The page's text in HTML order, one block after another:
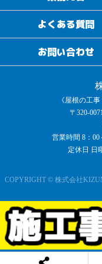
よくある質問
お問い合わせ
《屋根の工
〒320-
営業時間 8：00
定休日 日
COPYRIGHT © 株式会社